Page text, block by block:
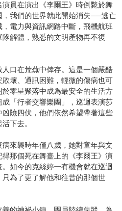
員在演出《李爾王》時倒斃於舞
，我們的世界就此開始消失──逃亡
電力與資訊網路中斷，飛機航班
解體，熟悉的文明產物再不復
口在荒蕪中倖存。這是一個嚴酷
壞、通訊困難，輕微的傷病也可
零星聚落中成為最安全的生活方
「行者交響樂團」，巡迴表演莎
險四伏，他們依然希望帶著這些
下去。
來襲時年僅八歲，她對童年與文
那個死在舞臺上的《李爾王》演
如今的克絲婷一有機會就在巡迴
為了更了解他和往昔的那個世